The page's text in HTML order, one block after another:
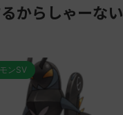
からしゃーない
ンSV